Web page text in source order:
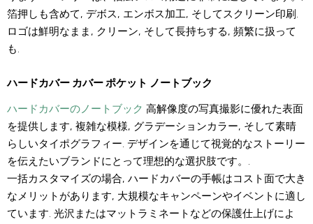
箔押しも含めて, デボス, エンボス加工, そしてスクリーン印刷.
ロゴは鮮明なまま, クリーン, そして長持ちする, 頻繁に扱って
も.
ハードカバー カバー ポケット ノートブック
ハードカバーのノートブック 高解像度の写真撮影に優れた表面
を提供します, 複雑な模様, グラデーションカラー, そして素晴
らしいタイポグラフィー. デザインを通じて視覚的なストーリー
を伝えたいブランドにとって理想的な選択肢です。.
一括カスタマイズの場合, ハードカバーの手帳はコスト面で大き
なメリットがあります, 大規模なキャンペーンやイベントに適し
ています. 光沢またはマットラミネートなどの保護仕上げによ